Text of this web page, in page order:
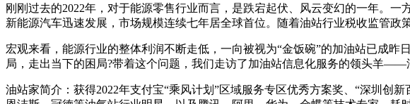
刚刚过去的2022年，对于能源零售行业而言，是跌宕起伏、风云变幻的一年。
新能源汽车迅速发展，市场规模连续七年居全球首位。随着油站行业税收监管
宏观来看，能源行业的整体利润不断走低，一向被视为“金饭碗”的加油站已成
局，走出当下的困局?带着这个问题，我们走访了加油站信息化服务的领头羊——
油站家简介：获得2022年支付宝“乘风计划”区域服务专区优秀方案奖、“深圳创